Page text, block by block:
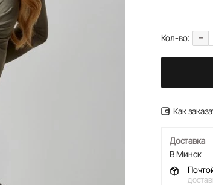
Кол-во: -
Как
Доставка
В Минск